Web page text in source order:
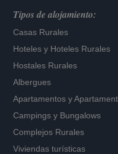
Tipos de alojamiento:
Casas Rurales
Hoteles y Hoteles Rurales
Hostales Rurales
Albergues
Apartamentos y
Campings y Bungalows
Complejos Rurales
Viviendas turísticas